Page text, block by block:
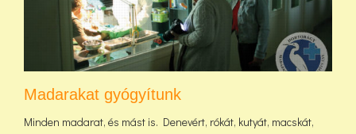
Madarakat gyógyítunk
Minden madarat, és mást is. Denevért, rókát, kutyát, macskát,